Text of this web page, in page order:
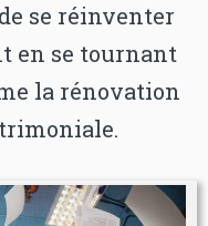
se réinventer
en se tournant
la rénovation